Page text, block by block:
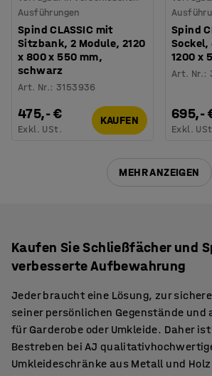
Ausführungen
Spind CLASSIC mit
Sitzbank, 2 Module, 2120
x 800 x 550 mm,
schwarz
Art. Nr.:3153936
475,- €
Exkl. USt.
KAUFEN
Spind
Sockel,
1200 x
Art. Nr.:
695,-
Exkl.
MEHR ANZEIGEN
Kaufen Sie Schließfächer und
verbesserte Aufbewahrung
Jeder braucht eine Lösung, zur
seiner persönlichen Gegenstände und
für Garderobe oder Umkleide. Daher
Bestreben bei AJ
Umkleideschränke aus Metall und